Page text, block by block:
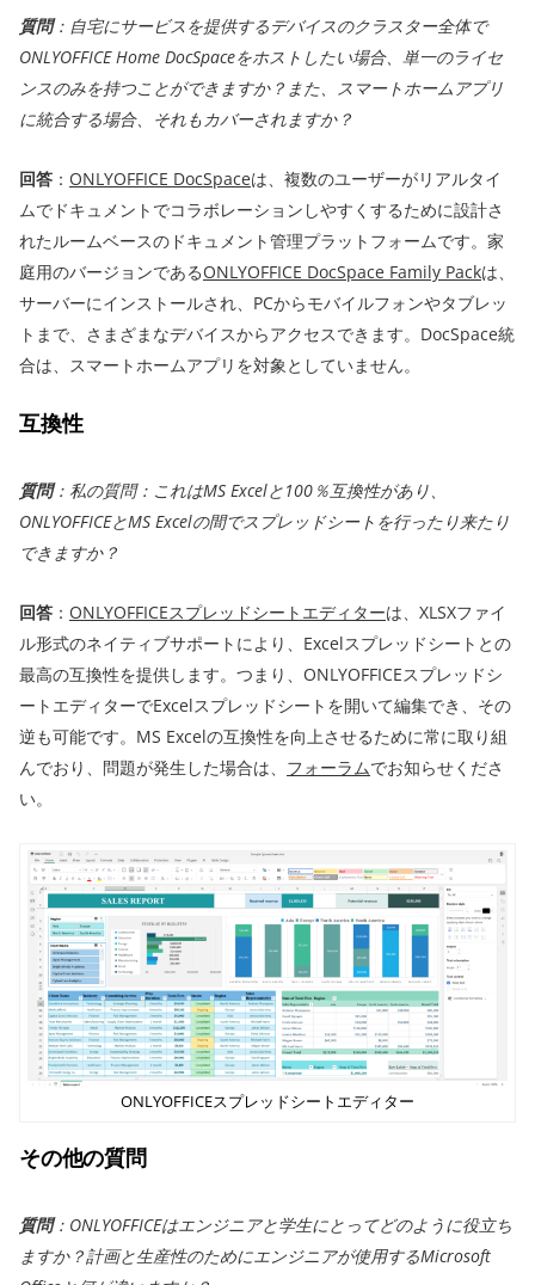
質問：自宅にサービスを提供するデバイスのクラスター全体で
ONLYOFFICE Home DocSpaceをホストしたい場合、単一のライセ
ンスのみを持つことができますか？また、スマートホームアプリ
に統合する場合、それもカバーされますか？
回答 ： ONLYOFFICE DocSpaceは、複数のユーザーがリアルタイ
ムでドキュメントでコラボレーションしやすくするために設計さ
れたルームベースのドキュメント管理プラットフォームです。家
庭用のバージョンであるONLYOFFICE DocSpace Family Packは、
サーバーにインストールされ、PCからモバイルフォンやタブレッ
トまで、さまざまなデバイスからアクセスできます。DocSpace統
合は、スマートホームアプリを対象としていません。
互換性
質問：私の質問：これはMS Excelと100％互換性があり、
ONLYOFFICEとMS Excelの間でスプレッドシートを行ったり来たり
できますか？
回答 ： ONLYOFFICEスプレッドシートエディターは、XLSXファイ
ル形式のネイティブサポートにより、Excelスプレッドシートとの
最高の互換性を提供します。つまり、ONLYOFFICEスプレッドシ
ートエディターでExcelスプレッドシートを開いて編集でき、その
逆も可能です。MS Excelの互換性を向上させるために常に取り組
んでおり、問題が発生した場合は、 フォーラムでお知らせくださ
い。
ONLYOFFICEスプレッドシートエディター
その他の質問
質問：ONLYOFFICEはエンジニアと学生にとってどのように役立ち
ますか？計画と生産性のためにエンジニアが使用するMicrosoft